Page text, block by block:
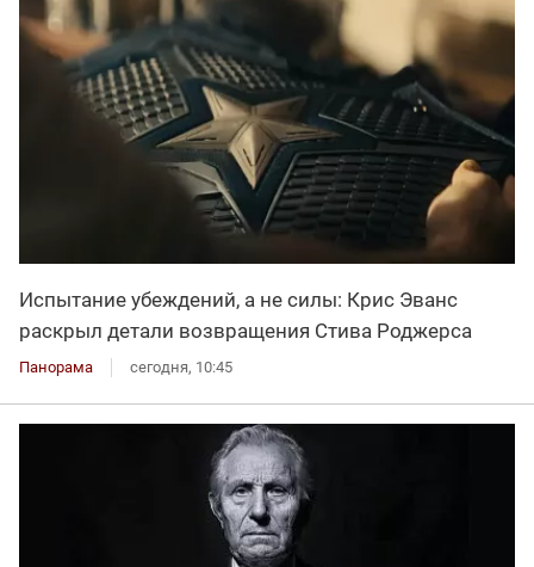
Испытание убеждений, а не силы: Крис Эванс
раскрыл детали возвращения Стива Роджерса
Панорама сегодня, 10:45